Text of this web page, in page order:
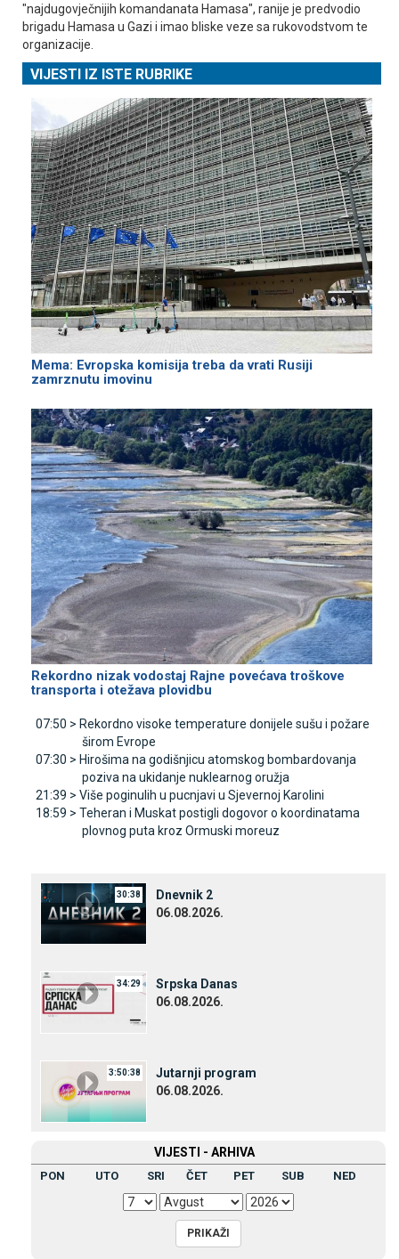
"najdugovječnijih komandanata Hamasa", ranije je predvodio
brigadu Hamasa u Gazi i imao bliske veze sa rukovodstvom te
organizacije.
VIJESTI IZ ISTE RUBRIKE
Mema: Evropska komisija treba da vrati Rusiji
zamrznutu imovinu
Rekordno nizak vodostaj Rajne povećava troškove
transporta i otežava plovidbu
07:50 > Rekordno visoke temperature donijele sušu i požare
širom Evrope
07:30 > Hirošima na godišnjicu atomskog bombardovanja
poziva na ukidanje nuklearnog oružja
21:39 > Više poginulih u pucnjavi u Sjevernoj Karolini
18:59 > Teheran i Muskat postigli dogovor o koordinatama
plovnog puta kroz Ormuski moreuz
30:38
Dnevnik 2
06.08.2026.
34:29
Srpska Danas
06.08.2026.
3:50:38
Јutarnji program
06.08.2026.
VIЈESTI - ARHIVA
PON UTO SRI ČET PET SUB NED